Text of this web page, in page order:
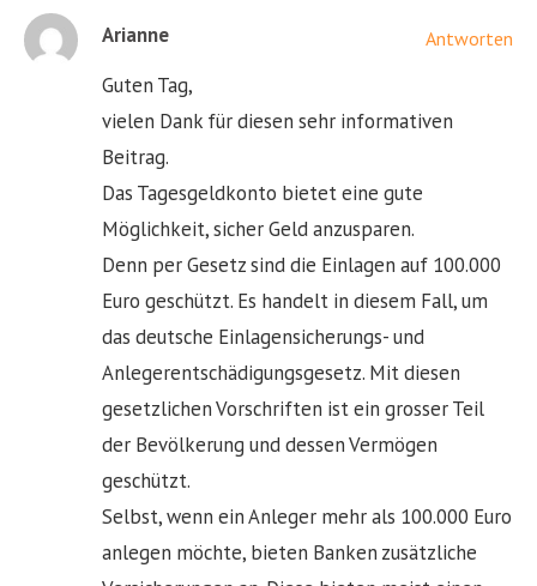
Arianne Antworten
Guten Tag,
vielen Dank für diesen sehr informativen
Beitrag.
Das Tagesgeldkonto bietet eine gute
Möglichkeit, sicher Geld anzusparen.
Denn per Gesetz sind die Einlagen auf 100.000
Euro geschützt. Es handelt in diesem Fall, um
das deutsche Einlagensicherungs- und
Anlegerentschädigungsgesetz. Mit diesen
gesetzlichen Vorschriften ist ein grosser Teil
der Bevölkerung und dessen Vermögen
geschützt.
Selbst, wenn ein Anleger mehr als 100.000 Euro
anlegen möchte, bieten Banken zusätzliche